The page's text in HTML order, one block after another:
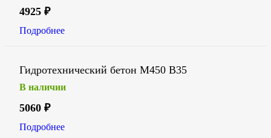
4925 ₽
Подробнее
Гидротехнический бетон М450 В35
В наличии
5060 ₽
Подробнее